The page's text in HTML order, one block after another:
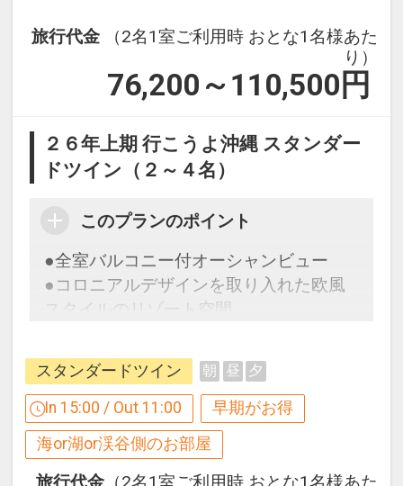
インターネットコース番号：DP-1-
－Ｆｉが代金不要でご利用ＯＫ（屋外プ
ール：営業期間４月～１０月予定）
※旅行代金に含まれます。
お子様ポイント
●お子様用ルームウェア・スリッパをご
連泊ポイント
●３連泊以上ご宿泊の方に、滞在中ラン
※旅行代金に含まれます。
客室清掃のご案内
●２泊ごとに１回の「エコ清掃」を導入
旅行代金
（2名1室ご利用時 おとな1名様あた
り）
76,200～110,500 円
２６年上期 行こうよ沖縄 スタンダー
ドツイン（２～４名）
このプランのポイント
●全室バルコニー付オーシャンビュー
●コロニアルデザインを取り入れた欧風
スタイルのリゾート空間
【９０日前までの申込がお得】早期申込
割引がございます
ご宿泊の９０日前までにお申し込みにな
ると
１泊につきおひとり様２，０００円引
スタンダードツイン 朝 昼 夕
In 15:00 / Out 11:00
早期がお得
海or湖or渓谷側のお部屋
旅行代金 （2名1室ご利用時 おとな1名様あた